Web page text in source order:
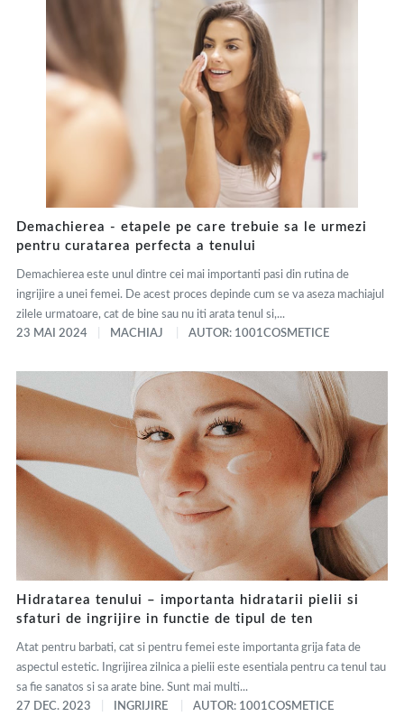
Demachierea - etapele pe care trebuie sa le urmezi
pentru curatarea perfecta a tenului
Demachierea este unul dintre cei mai importanti pasi din rutina de
ingrijire a unei femei. De acest proces depinde cum se va aseza machiajul
zilele urmatoare, cat de bine sau nu iti arata tenul si,...
23 MAI 2024
MACHIAJ AUTOR: 1001COSMETICE
Hidratarea tenului – importanta hidratarii pielii si
sfaturi de ingrijire in functie de tipul de ten
Atat pentru barbati, cat si pentru femei este importanta grija fata de
aspectul estetic. Ingrijirea zilnica a pielii este esentiala pentru ca tenul tau
sa fie sanatos si sa arate bine. Sunt mai multi...
27 DEC. 2023
INGRIJIRE AUTOR: 1001COSMETICE